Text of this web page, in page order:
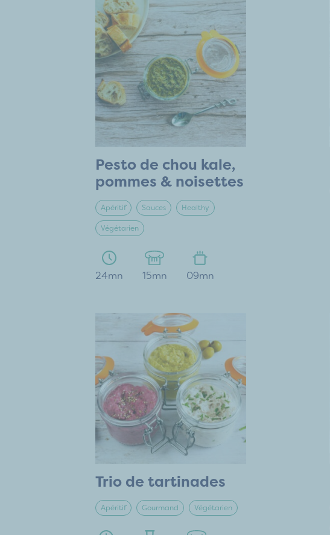
Pesto de chou kale,
pommes & noisettes
Apéritif Sauces Healthy
Végétarien
24mn 15mn 09mn
Trio de tartinades
Apéritif Gourmand Végétarien